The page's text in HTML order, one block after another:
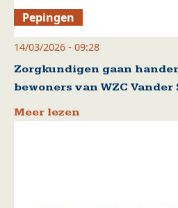
Pepingen
14/03/2026 - 09:28
Zorgkundigen gaan
bewoners van WZC Vander
Meer lezen